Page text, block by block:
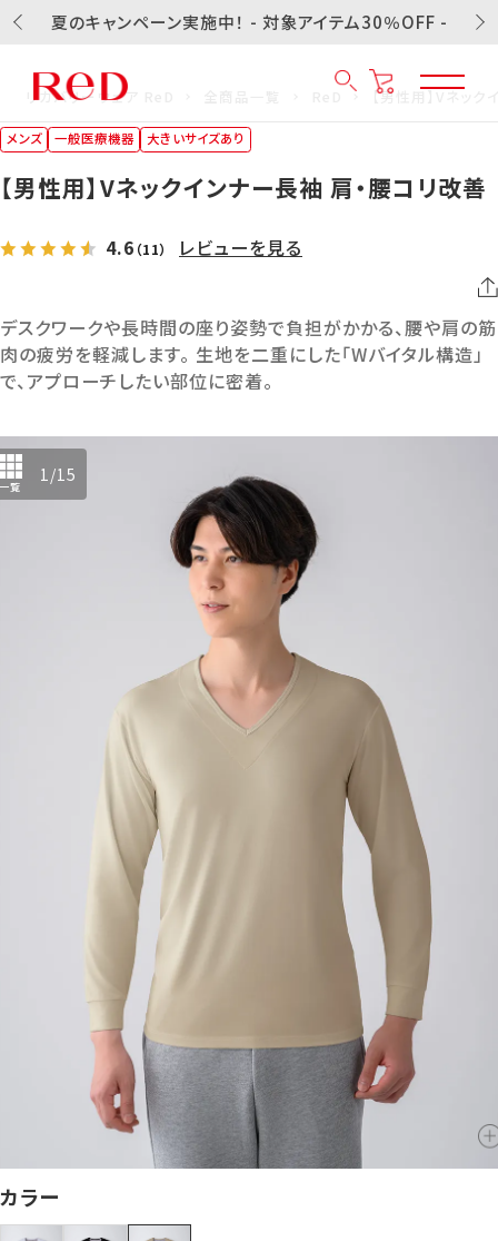
夏のキャンペーン実施中！ - 対象アイテム30％OFF -
リカバリーウェア ReD 【男性用】Vネッ
メンズ 一般医療機器 大きいサイズあり
【男性用】Vネックインナー長袖 肩・腰コリ改善
4.6 （11） レビューを見る
デスクワークや長時間の座り姿勢で負担がかかる、腰や肩の筋
肉の疲労を軽減します。 生地を二重にした「Wバイタル構造」
で、アプローチしたい部位に密着。
一覧
1/15
カラー